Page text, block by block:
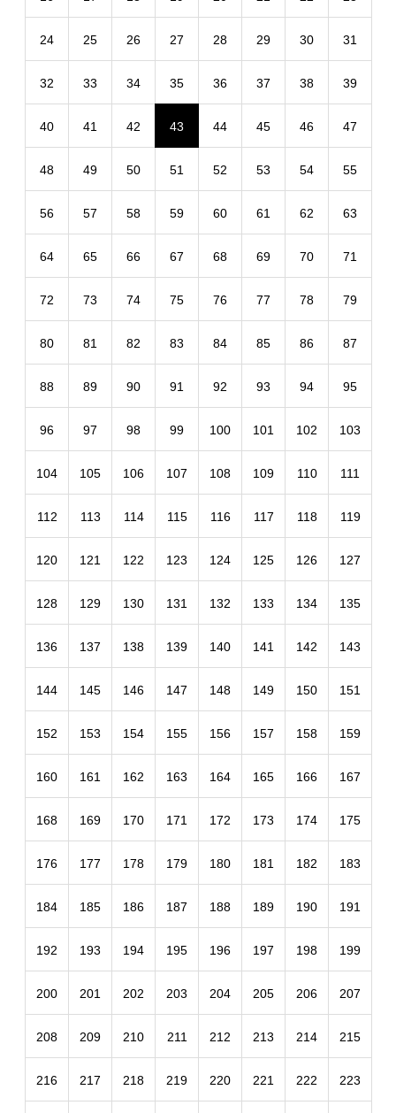
24 25 26 27 28 29 30 31
32 33 34 35 36 37 38 39
40 41 42 43 44 45 46 47
48 49 50 51 52 53 54 55
56 57 58 59 60 61 62 63
64 65 66 67 68 69 70 71
72 73 74 75 76 77 78 79
80 81 82 83 84 85 86 87
88 89 90 91 92 93 94 95
96 97 98 99 100 101 102 103
104 105 106 107 108 109 110 111
112 113 114 115 116 117 118 119
120 121 122 123 124 125 126 127
128 129 130 131 132 133 134 135
136 137 138 139 140 141 142 143
144 145 146 147 148 149 150 151
152 153 154 155 156 157 158 159
160 161 162 163 164 165 166 167
168 169 170 171 172 173 174 175
176 177 178 179 180 181 182 183
184 185 186 187 188 189 190 191
192 193 194 195 196 197 198 199
200 201 202 203 204 205 206 207
208 209 210 211 212 213 214 215
216 217 218 219 220 221 222 223